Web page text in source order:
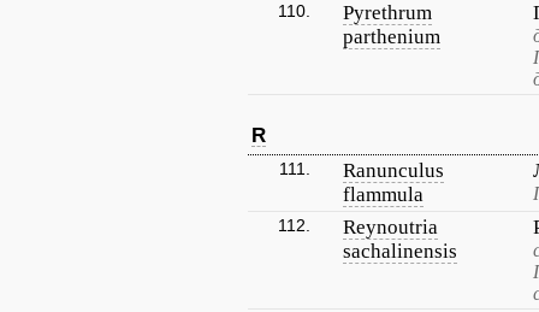
110.
Pyrethrum
parthenium
R
111.
Ranunculus
flammula
112.
Reynoutria
sachalinensis